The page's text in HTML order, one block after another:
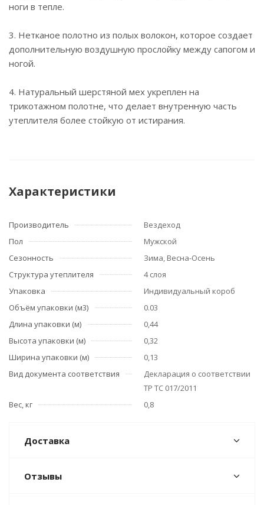
ноги в тепле.
3. Нетканое полотно из полых волокон, которое создает
дополнительную воздушную прослойку между сапогом и
ногой.
4. Натуральный шерстяной мех укреплен на
трикотажном полотне, что делает внутренную часть
утеплителя более стойкую от истирания.
Характеристики
Производитель
Вездеход
Пол
Мужской
Сезонность
Зима, Весна-Осень
Структура утеплителя
4 слоя
Упаковка
Индивидуальный короб
Объём упаковки (м3)
0.03
Длина упаковки (м)
0,44
Высота упаковки (м)
0,32
Ширина упаковки (м)
0,13
Вид документа соответствия
Декларация о соответствии
ТР ТС 017/2011
Вес, кг
0,8
Доставка
Отзывы